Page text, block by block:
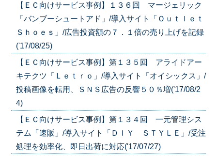
【ＥＣ向けサービス事例】１３６回 マージェリック
「バンブーシュートアド」/導入サイト「Ｏｕｔｌｅｔ
Ｓｈｏｅｓ」/広告投資額の７．１倍の売り上げを記録
('17/08/25)
【ＥＣ向けサービス事例】第１３５回 アライドアー
キテクツ「Ｌｅｔｒｏ」/導入サイト「オイシックス」/
投稿画像を転用、ＳＮＳ広告の反響５０％増('17/08/2
4)
【ＥＣ向けサービス事例】第１３４回 一元管理シス
テム「速販」/導入サイト「ＤＩＹ ＳＴＹＬＥ」/受注
処理を効率化、即日出荷に対応('17/07/27)